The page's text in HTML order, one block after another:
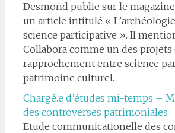
Desmond publie sur le
un article intitulé « L’archéologie
science participative ». Il
Collabora comme un des
rapprochement entre science
patrimoine culturel.
Chargé.e d’études mi-temps –
des controverses patrimoniales
Etude communicationelle des